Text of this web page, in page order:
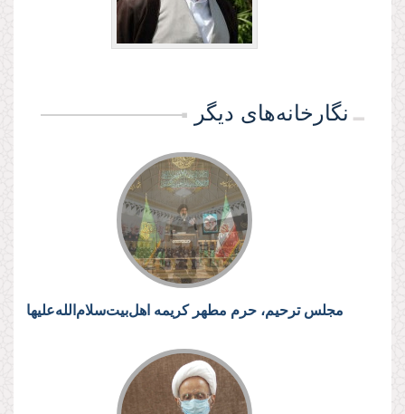
نگارخانه‌های دیگر
مجلس ترحیم، حرم مطهر کریمه اهل‌بیت‌سلام‌الله‌علیها